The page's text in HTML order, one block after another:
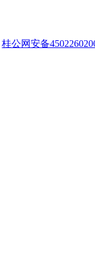
桂公网安备